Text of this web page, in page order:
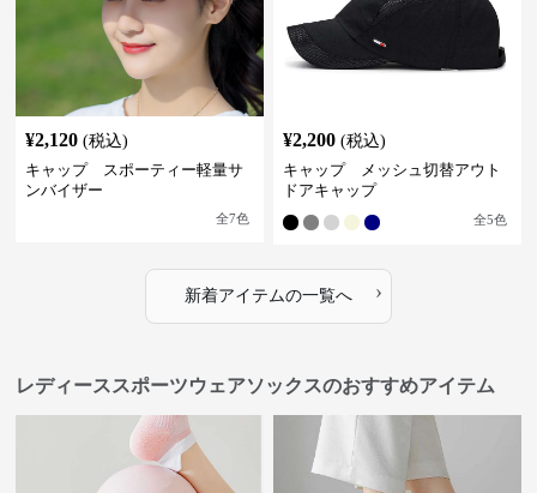
¥2,120 (税込)
キャップ スポーティー軽量サ
ンバイザー
全7色
¥2,200 (税込)
キャップ メッシュ切替アウト
ドアキャップ
全5色
新着アイテムの一覧へ ›
レディーススポーツウェアソックスのおすすめアイテム